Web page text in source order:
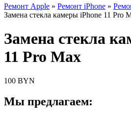
Ремонт Apple » Ремонт iPhone »
Замена стекла камеры iPhone 11 Pro
Замена стекла
11 Pro Max
100 BYN
Мы предлагаем: